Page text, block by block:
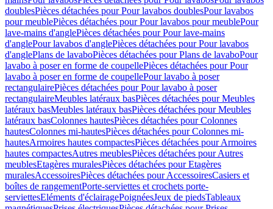
doublesPièces détachées pour Pour lavabos doublesPour lavabos
pour meublePièces détachées pour Pour lavabos pour meublePour
lave-mains d'anglePièces détachées pour Pour lave-mains
d'anglePour lavabos d'anglePièces détachées pour Pour lavabos
d'anglePlans de lavaboPièces détachées pour Plans de lavaboPour
lavabo à poser en forme de coupellePièces détachées pour Pour
lavabo à poser en forme de coupellePour lavabo à poser
rectangulairePièces détachées pour Pour lavabo à poser
rectangulaireMeubles latéraux basPièces détachées pour Meubles
latéraux basMeubles latéraux basPièces détachées pour Meubles
latéraux basColonnes hautesPièces détachées pour Colonnes
hautesColonnes mi-hautesPièces détachées pour Colonnes mi-
hautesArmoires hautes compactesPièces détachées pour Armoires
hautes compactesAutres meublesPièces détachées pour Autres
meublesEtagères muralesPièces détachées pour Etagères
muralesAccessoiresPièces détachées pour AccessoiresCasiers et
boîtes de rangementPorte-serviettes et crochets porte-
serviettesEléments d'éclairagePoignéesJeux de piedsTableaux